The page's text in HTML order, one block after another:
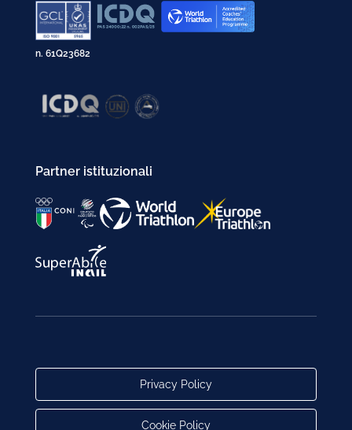
n. 61Q23682
Partner istituzionali
Privacy Policy
Cookie Policy